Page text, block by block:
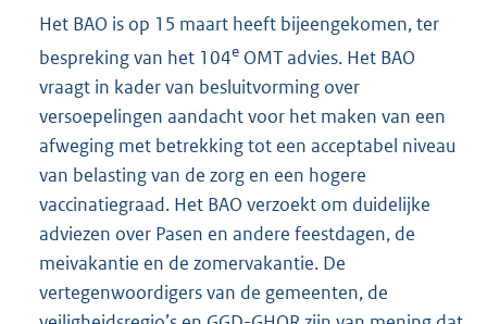
Het BAO is op 15 maart heeft bijeengekomen, ter
bespreking van het 104e OMT advies. Het BAO
vraagt in kader van besluitvorming over
versoepelingen aandacht voor het maken van een
afweging met betrekking tot een acceptabel niveau
van belasting van de zorg en een hogere
vaccinatiegraad. Het BAO verzoekt om duidelijke
adviezen over Pasen en andere feestdagen, de
meivakantie en de zomervakantie. De
vertegenwoordigers van de gemeenten, de